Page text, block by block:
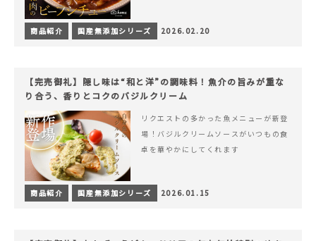
商品紹介 国産無添加シリーズ 2026.02.20
【完売御礼】隠し味は“和と洋”の調味料！魚介の旨みが重な
り合う、香りとコクのバジルクリーム
リクエストの多かった魚メニューが新登
場！バジルクリームソースがいつもの食
卓を華やかにしてくれます
商品紹介 国産無添加シリーズ 2026.01.15